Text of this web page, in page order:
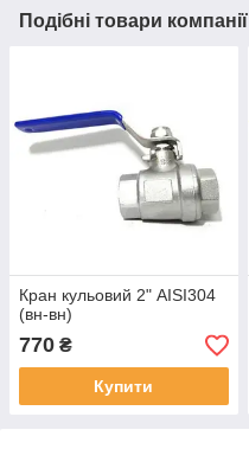
Подібні товари компанії
Кран кульовий 2" AISI304
(вн-вн)
770 ₴
Купити